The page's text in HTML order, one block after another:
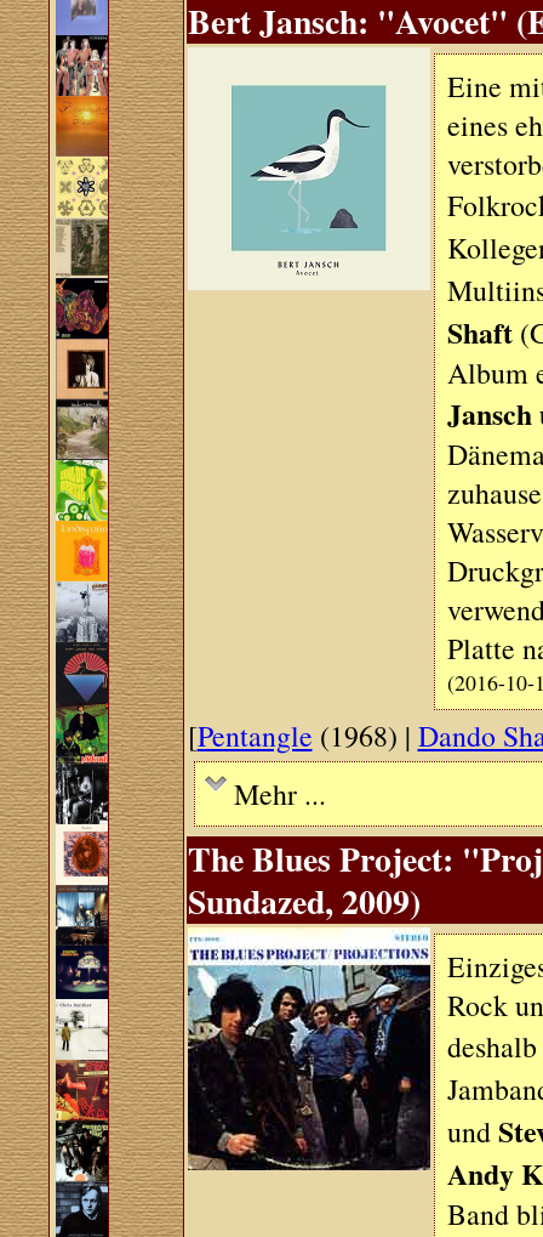
Bert Jansch: "Avocet"
Eine
eines
Shaft
Album
Platte
(2016-10-
[Pentangle (1968) | Dando
Mehr ...
The Blues Project:
Sundazed, 2009)
Rock
und
Andy
Band